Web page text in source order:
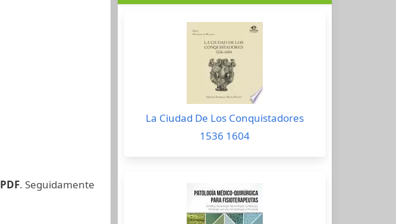
PDF. Seguidamente
La Ciudad De Los Conquistadores
1536 1604